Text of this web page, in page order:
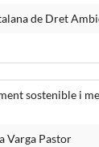
de Dret
sostenible i
Varga Pastor